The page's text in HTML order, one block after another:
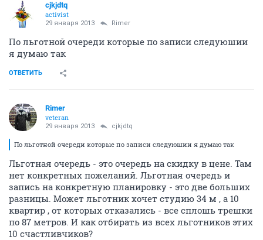
cjkjdtq
activist
29 января 2013 Rimer
По льготной очереди которые по записи следуюшии
я думаю так
ОТВЕТИТЬ
Rimer
veteran
29 января 2013 cjkjdtq
По льготной очереди которые по записи следуюшии я думаю так
Льготная очередь - это очередь на скидку в цене. Там
нет конкретных пожеланий. Льготная очередь и
запись на конкретную планировку - это две больших
разницы. Может льготник хочет студию 34 м , а 10
квартир , от которых отказались - все сплошь трешки
по 87 метров. И как отбирать из всех льготников этих
10 счастливчиков?